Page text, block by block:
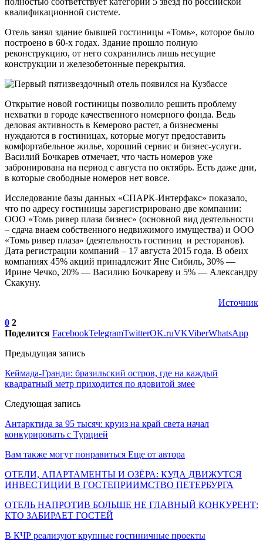
квалификационной системе.
Отель занял здание бывшей гостиницы «Томь», которое было
построено в 60-х годах. Здание прошло полную
реконструкцию, от него сохранились лишь несущие
конструкции и железобетонные перекрытия.
Открытие новой гостиницы позволило решить проблему
нехватки в городе качественного номерного фонда. Ведь
деловая активность в Кемерово растет, а бизнесмены
нуждаются в гостиницах, которые могут предоставить
комфортабельное жилье, хороший сервис и бизнес-услуги.
Василий Бочкарев отмечает, что часть номеров уже
забронирована на период с августа по октябрь. Есть даже дни,
в которые свободные номеров нет вовсе.
Исследование базы данных «СПАРК-Интерфакс» показало,
что по адресу гостиницы зарегистрировано две компании:
ООО «Томь ривер плаза бизнес» (основной вид деятельности
– сдача внаем собственного недвижимого имущества) и ООО
«Томь ривер плаза» (деятельность гостиниц и ресторанов).
Дата регистрации компаний – 17 августа 2015 года. В обеих
компаниях 45% акций принадлежит Яне Сибиль, 30% —
Ирине Чечко, 20% — Василию Бочкареву и 5% — Александру
Скакуну.
Источник
0 2
Поделится FacebookTelegramTwitterOK.ruVKViberWhatsApp
Предыдущая запись
Кеймада-Гранди: бразильский остров, где на каждый
квадратный метр приходится по ядовитой змее
Следующая запись
Антарктида за 95 тысяч: круиз на край света начал
конкурировать с Турцией
Вам также могут понравиться Еще от автора
ОТЕЛИ, АПАРТАМЕНТЫ И ОЗЁРА: КУДА ДВИЖУТСЯ
ИНВЕСТИЦИИ В ГОСТЕПРИИМСТВО ПЕТЕРБУРГА
ОТЕЛЬ НАПРОТИВ БОЛЬШЕ НЕ ГЛАВНЫЙ КОНКУРЕНТ:
КТО ЗАБИРАЕТ ГОСТЕЙ
В КЧР реализуют крупные гостиничные проекты